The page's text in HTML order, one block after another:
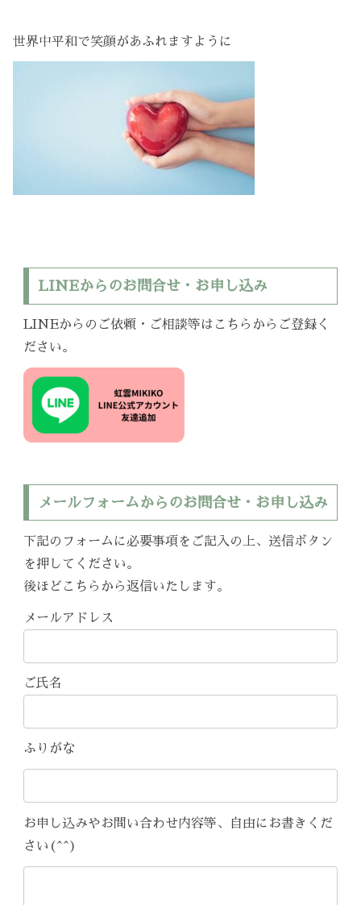
世界中平和で笑顔があふれますように
LINEからのお問合せ・お申し込み
LINEからのご依頼・ご相談等はこちらからご登録く
ださい。
メールフォームからのお問合せ・お申し込み
下記のフォームに必要事項をご記入の上、送信ボタン
を押してください。
後ほどこちらから返信いたします。
メールアドレス
ご氏名
ふりがな
お申し込みやお問い合わせ内容等、自由にお書きくだ
さい(^^)